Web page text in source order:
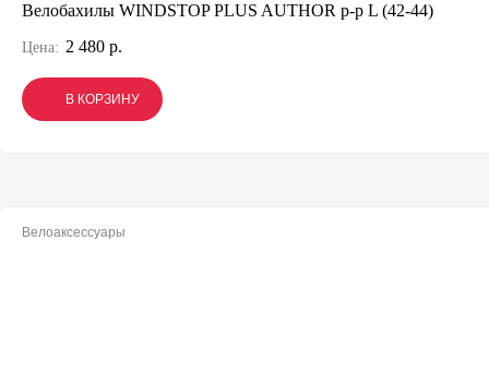
Велобахилы WINDSTOP PLUS AUTHOR р-р L (42-44)
Цена: 2 480 р.
В КОРЗИНУ
В КОРЗИНУ
В КОРЗИНУ
Велоаксессуары